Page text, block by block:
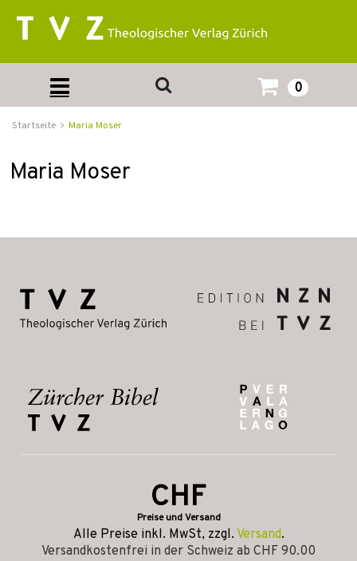
0
Startseite Maria Moser
Maria Moser
CHF
Preise und Versand
Alle Preise inkl. MwSt, zzgl. Versand.
Versandkostenfrei in der Schweiz ab CHF 90.00